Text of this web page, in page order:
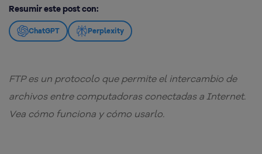
Resumir este post con:
ChatGPT Perplexity
FTP es un protocolo que permite el intercambio de
archivos entre computadoras conectadas a Internet.
Vea cómo funciona y cómo usarlo.